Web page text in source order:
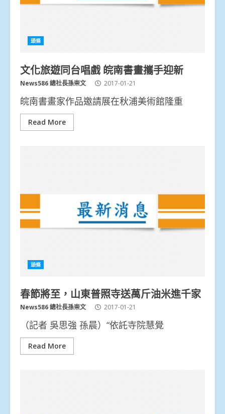
頭條
文化旅遊同台唱戲 皖南書畫攜手迎新
News586 總社長孫崇文 2017-01-21
皖南書畫家作品邀請展在秋浦美術館隆重
Read More
頭條
春節將至，山東普照寺送萬斤油米進千家
News586 總社長孫崇文 2017-01-21
（記者 吳思強 孫晨）“依託寺院慧覺
Read More